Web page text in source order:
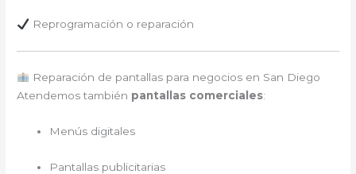
Reprogramación o reparación
Reparación de pantallas para negocios en San Diego
Atendemos también pantallas comerciales:
Menús digitales
Pantallas publicitarias